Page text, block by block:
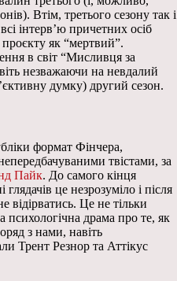
Втім, третього сезону так і
інтерв’ю причетних осіб
як “мертвий”.
в світ “Мисливця за
незважаючи на невдалий
думку) другий сезон.
формат Фінчера,
твістами, за
Пайк. До самого кінця
це незрозуміло і після
відірватись. Це не тільки
психологічна драма про те, як
з нами, навіть
Трент Резнор та Аттікус